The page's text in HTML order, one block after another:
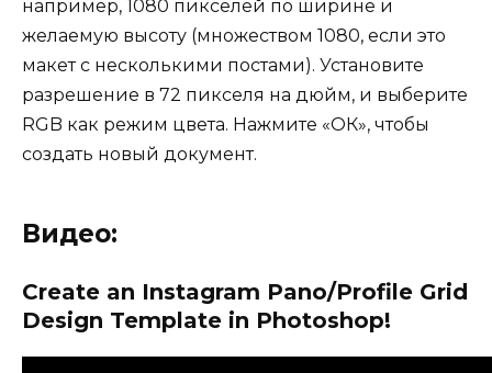
например, 1080 пикселей по ширине и
желаемую высоту (множеством 1080, если это
макет с несколькими постами). Установите
разрешение в 72 пикселя на дюйм, и выберите
RGB как режим цвета. Нажмите «ОК», чтобы
создать новый документ.
Видео:
Create an Instagram Pano/Profile Grid
Design Template in Photoshop!